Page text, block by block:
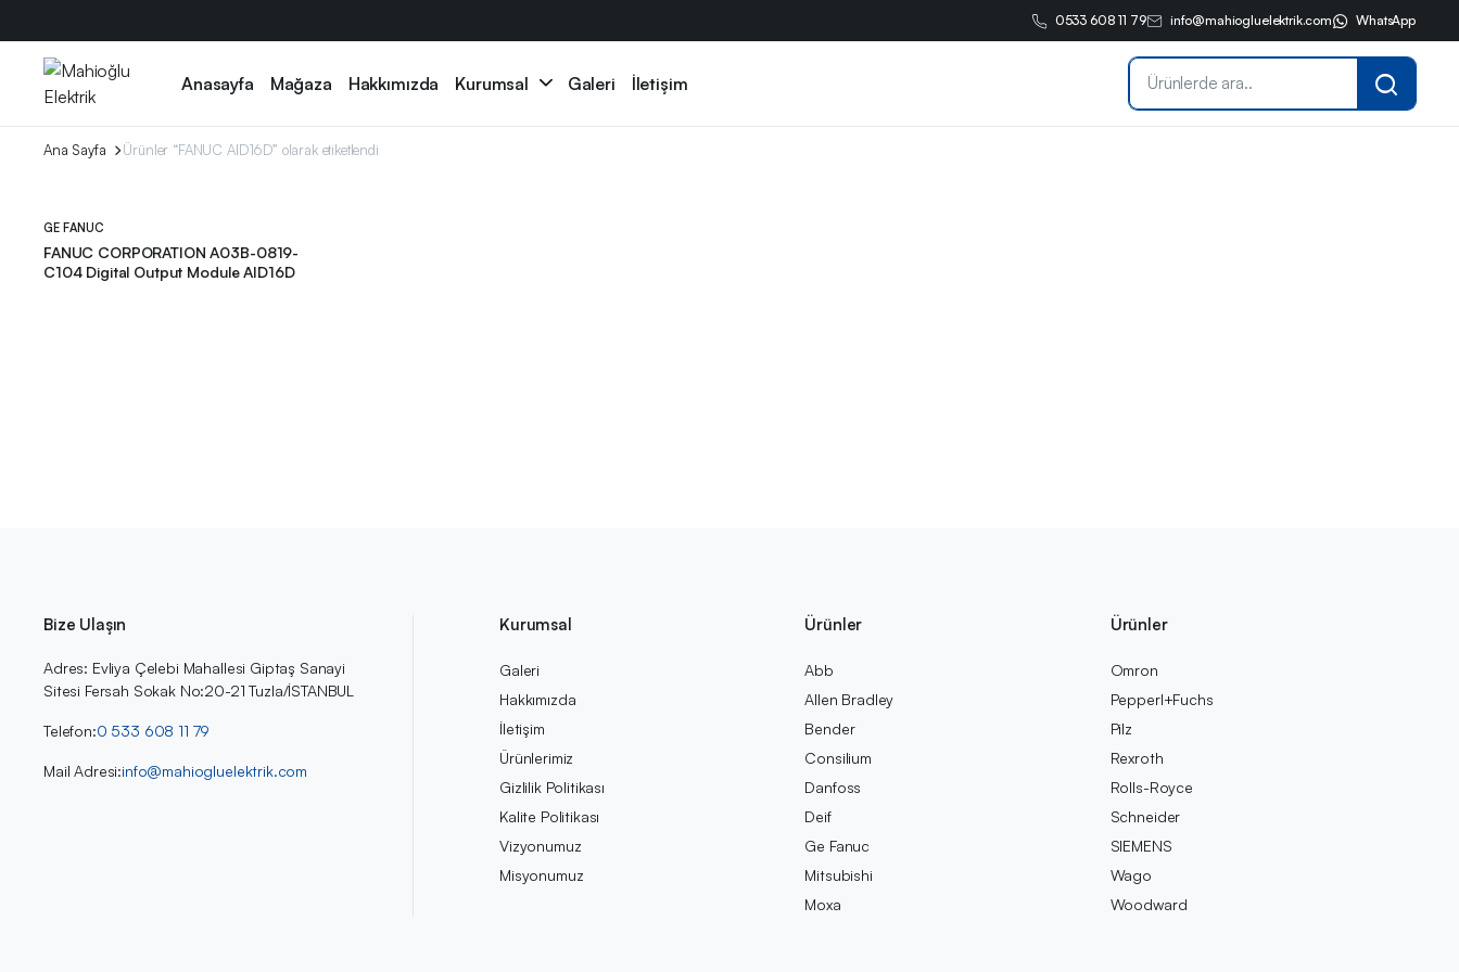
0533 608 11 79 info@mahiogluelektrik.com WhatsApp
Anasayfa Mağaza Hakkımızda Kurumsal Galeri İletişim
Ana Sayfa Ürünler “FANUC AID16D” olarak etiketlendi
GE FANUC
FANUC CORPORATION A03B-0819-
C104 Digital Output Module AID16D
Bize Ulaşın
Adres: Evliya Çelebi Mahallesi Giptaş Sanayi
Sitesi Fersah Sokak No:20-21 Tuzla/İSTANBUL
Telefon:0 533 608 11 79
Mail Adresi:info@mahiogluelektrik.com
Kurumsal
Galeri
Hakkımızda
İletişim
Ürünlerimiz
Gizlilik Politikası
Kalite Politikası
Vizyonumuz
Misyonumuz
Ürünler
Abb
Allen Bradley
Bender
Consilium
Danfoss
Deif
Ge Fanuc
Mitsubishi
Moxa
Ürünler
Omron
Pepperl+Fuchs
Pilz
Rexroth
Rolls-Royce
Schneider
SIEMENS
Wago
Woodward